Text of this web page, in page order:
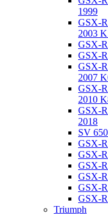
1999
GSX-
2003
GSX-
GSX-
GSX-
2007
GSX-
2010
GSX-
2018
SV
GSX-
GSX-
GSX-
GSX-
GSX-
GSX-
Triumph